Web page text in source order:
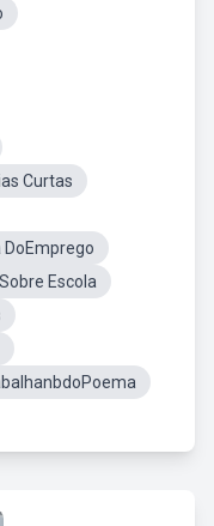
Curtas
DoEmprego
Escola